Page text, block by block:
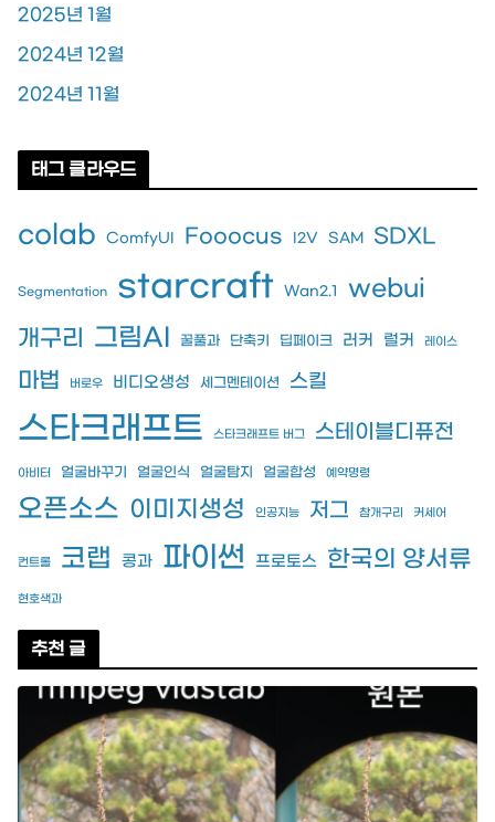
2025년 1월
2024년 12월
2024년 11월
태그 클라우드
colab ComfyUI Fooocus I2V SAM SDXL
Segmentation starcraft Wan2.1
webui
개구리 그림AI 꿀풀과 단축키 딥페이크 러커 럴커 레이스
마법 버로우 비디오생성 세그멘테이션 스킬
스타크래프트 스타크래프트 버그 스테이블디퓨전
아비터 얼굴바꾸기 얼굴인식 얼굴탐지 얼굴합성 예약명령
오픈소스 이미지생성 인공지능 저그 참개구리 커세어
컨트롤 코랩 콩과 파이썬 프로토스 한국의 양서류
현호색과
추천 글